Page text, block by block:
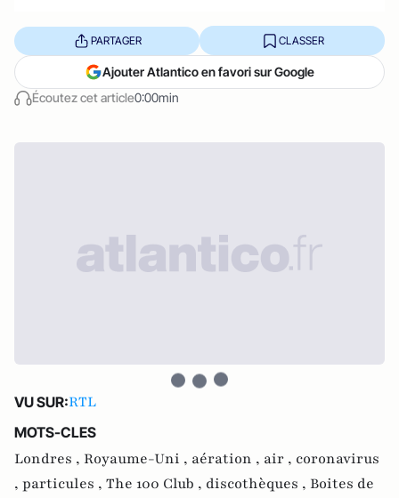
Écoutez cet article0:00min
PARTAGER CLASSER
Ajouter Atlantico en favori sur Google
VU SUR:RTL
MOTS-CLES
Londres , Royaume-Uni , aération , air , coronavirus
, particules , The 100 Club , discothèques , Boites de